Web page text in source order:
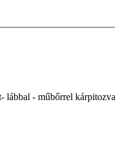
- műbőrrel